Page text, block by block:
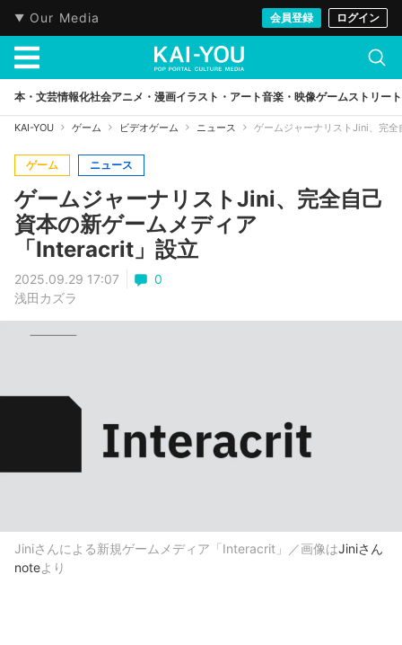
Our Media 会員登録 ログイン
本・文芸情報化社会アニメ・漫画イラスト・アート音楽・映像ゲームストリート
KAI-YOU ゲーム ビデオゲーム ニュース ゲームジャーナリストJini、完
ゲーム ニュース
ゲームジャーナリストJini、完全自己
資本の新ゲームメディア
「Interacrit」設立
2025.09.29 17:07
0
浅田カズラ
Jiniさんによる新規ゲームメディア「Interacrit」／画像はJiniさん
noteより